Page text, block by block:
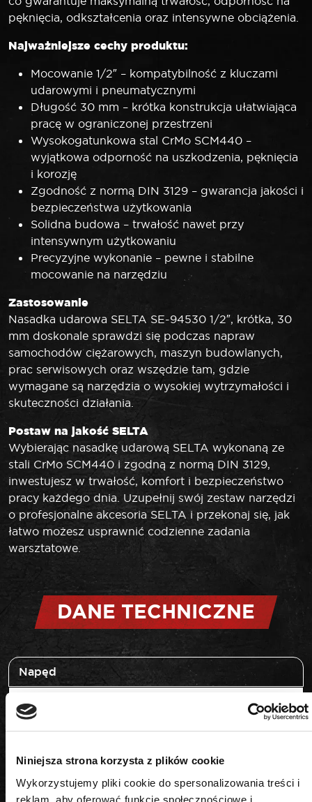
Niniejsza strona korzysta z plików cookie
Wykorzystujemy pliki cookie do spersonalizowania treści i
reklam, aby oferować funkcje społecznościowe i
pęknięcia, odkształcenia oraz intensywne obciążenia.
Najważniejsze cechy produktu:
Mocowanie 1/2″ – kompatybilność z kluczami
udarowymi i pneumatycznymi
Długość 30 mm – krótka konstrukcja ułatwiająca
pracę w ograniczonej przestrzeni
Wysokogatunkowa stal CrMo SCM440 –
wyjątkowa odporność na uszkodzenia, pęknięcia
i korozję
Zgodność z normą DIN 3129 – gwarancja jakości i
bezpieczeństwa użytkowania
Solidna budowa – trwałość nawet przy
intensywnym użytkowaniu
Precyzyjne wykonanie – pewne i stabilne
mocowanie na narzędziu
Zastosowanie
Nasadka udarowa SELTA SE-94530 1/2″, krótka, 30
mm doskonale sprawdzi się podczas napraw
samochodów ciężarowych, maszyn budowlanych,
prac serwisowych oraz wszędzie tam, gdzie
wymagane są narzędzia o wysokiej wytrzymałości i
skuteczności działania.
Postaw na jakość SELTA
Wybierając nasadkę udarową SELTA wykonaną ze
stali CrMo SCM440 i zgodną z normą DIN 3129,
inwestujesz w trwałość, komfort i bezpieczeństwo
pracy każdego dnia. Uzupełnij swój zestaw narzędzi
o profesjonalne akcesoria SELTA i przekonaj się, jak
łatwo możesz usprawnić codzienne zadania
warsztatowe.
DANE TECHNICZNE
Napęd
1/2"
Rozmiar
30 mm